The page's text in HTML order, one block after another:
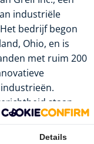
industriële
bedrijf begon
Ohio, en is
met ruim 200
staan
Details